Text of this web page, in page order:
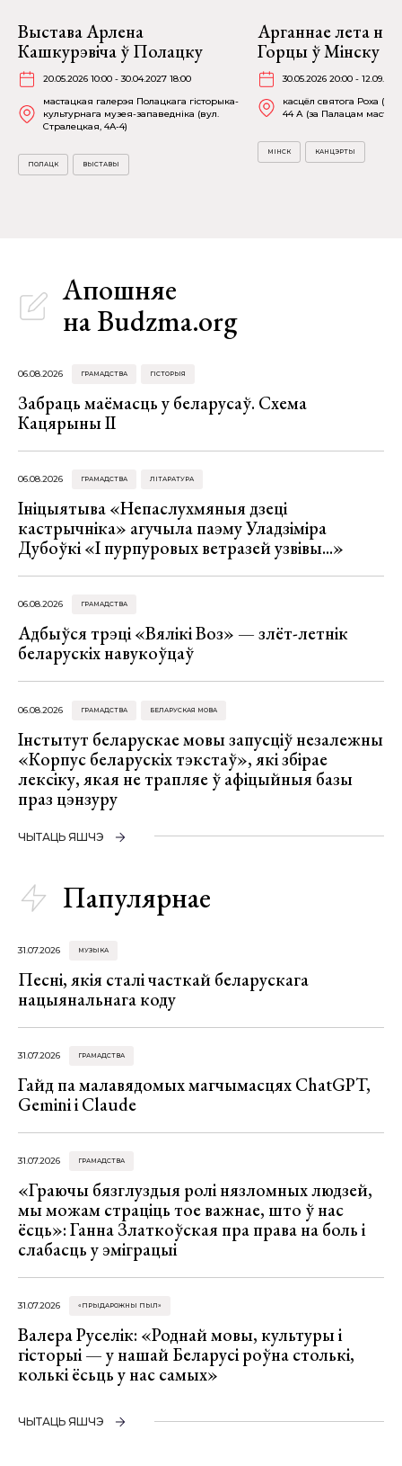
Выстава Арлена
Кашкурэвіча ў Полацку
20.05.2026 10:00 - 30.04.2027 18:00
мастацкая галерэя Полацкага гісторыка-
культурнага музея-запаведніка (вул.
Стралецкая, 4A-4)
ПОЛАЦК ВЫСТАВЫ
Арганнае лета на
Горцы ў Мінску
30.05.2026 20:00 -
касцёл святога Роха
44 А (за Палацам
МІНСК КАНЦЭРТЫ
Апошняе
на Budzma.org
06.08.2026 ГРАМАДСТВА ГІСТОРЫЯ
Забраць маёмасць у беларусаў. Схема
Кацярыны ІІ
06.08.2026 ГРАМАДСТВА ЛІТАРАТУРА
Ініцыятыва «Непаслухмяныя дзеці
кастрычніка» агучыла паэму Уладзіміра
Дубоўкі «І пурпуровых ветразей узвівы...»
06.08.2026 ГРАМАДСТВА
Адбыўся трэці «Вялікі Воз» — злёт-летнік
беларускіх навукоўцаў
06.08.2026 ГРАМАДСТВА БЕЛАРУСКАЯ МОВА
Інстытут беларускае мовы запусціў незалежны
«Корпус беларускіх тэкстаў», які збірае
лексіку, якая не трапляе ў афіцыйныя базы
праз цэнзуру
ЧЫТАЦЬ ЯШЧЭ
Папулярнае
31.07.2026 МУЗЫКА
Песні, якія сталі часткай беларускага
нацыянальнага коду
31.07.2026 ГРАМАДСТВА
Гайд па малавядомых магчымасцях ChatGPT,
Gemini і Claude
31.07.2026 ГРАМАДСТВА
«Граючы бязглуздыя ролі нязломных людзей,
мы можам страціць тое важнае, што ў нас
ёсць»: Ганна Златкоўская пра права на боль і
слабасць у эміграцыі
31.07.2026 «ПРЫДАРОЖНЫ ПЫЛ»
Валера Руселік: «Роднай мовы, культуры і
гісторыі — у нашай Беларусі роўна столькі,
колькі ёсьць у нас самых»
ЧЫТАЦЬ ЯШЧЭ